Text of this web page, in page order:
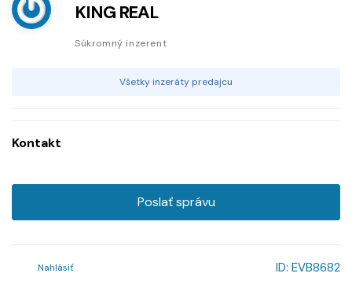
KING REAL
Súkromný inzerent
Všetky inzeráty predajcu
Kontakt
Poslať správu
Nahlásiť ID: EVB8682